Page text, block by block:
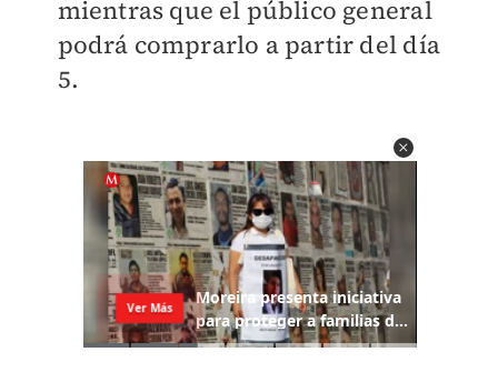
mientras que el público general
podrá comprarlo a partir del día
5.